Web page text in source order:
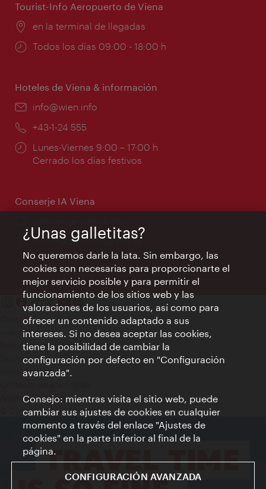
Tourist-Info Aeropuerto de Viena
Lugar:
en la terminal de llegadas
Horarios
Todos los días 09:00 - 18:00 h
Hoteles de Viena & información
e-
info@wien.info
Teléfono:
+43-1-24 555
Horarios
de
Lunes-Viernes 9:00 – 17:00 h
Cerrado los días festivos
Conserje IA Viena
Información las 24 horas
Contacto
Aviso legal
Política de privacidad de datos
Terms of Use
Accesibilidad
Ajustes de cookie
© Copyright WienTourismus
¿Unas galletitas?
No queremos darle la lata. Sin embargo, las
cookies son necesarias para proporcionarte el
mejor servicio posible y para permitir el
funcionamiento de los sitios web y las
valoraciones de los usuarios, así como para
ofrecer un contenido adaptado a sus
intereses. Si no desea aceptar las cookies,
tiene la posibilidad de cambiar la
configuración por defecto en "Configuración
avanzada".
Consejo: mientras visita el sitio web, puede
cambiar sus ajustes de cookies en cualquier
momento a través del enlace "Ajustes de
cookies" en la parte inferior al final de la
página.
CONFIGURACIÓN AVANZADA